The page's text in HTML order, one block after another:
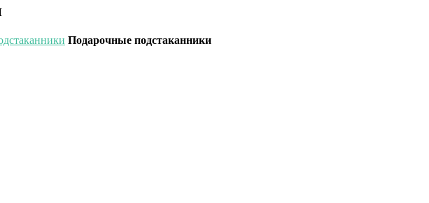
Подарочные подстаканники